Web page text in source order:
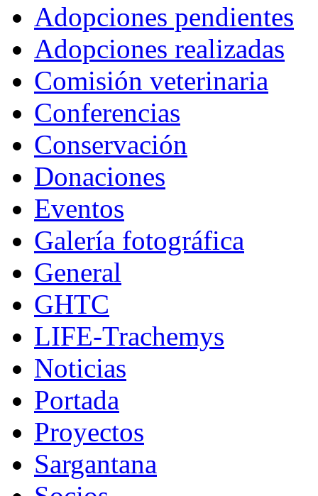
Adopciones pendientes
Adopciones realizadas
Comisión veterinaria
Conferencias
Conservación
Donaciones
Eventos
Galería fotográfica
General
GHTC
LIFE-Trachemys
Noticias
Portada
Proyectos
Sargantana